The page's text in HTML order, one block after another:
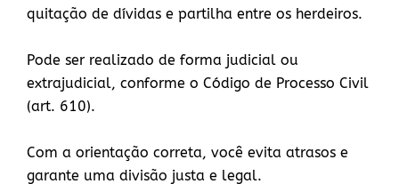
quitação de dívidas e partilha entre os herdeiros.
Pode ser realizado de forma judicial ou
extrajudicial, conforme o Código de Processo Civil
(art. 610).
Com a orientação correta, você evita atrasos e
garante uma divisão justa e legal.